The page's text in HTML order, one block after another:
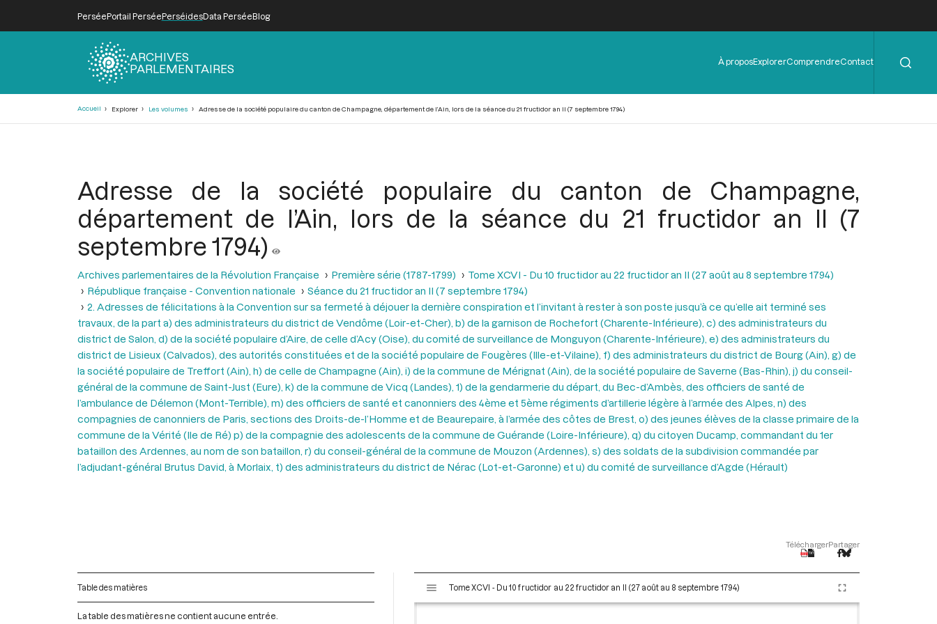
PerséePortail PerséePerséidesData PerséeBlog
ARCHIVES
PARLEMENTAIRES
Menu
de
À proposExplorerComprendreContact
Accueil Explorer Les volumes Adresse de la société populaire du canton de Champagne, département de l’Ain, lors de la séance du 21 fructidor an II (7 septembre 1794)
Adresse de la société populaire du canton de Champagne,
département de l’Ain, lors de la séance du 21 fructidor an II (7
septembre 1794)
Archives parlementaires de la Révolution Française Première série (1787-1799)
Tome XCVI - Du 10 fructidor au 22 fructidor an II (27 août au 8 septembre 1794)
République française - Convention nationale
Séance du 21 fructidor an II (7 septembre 1794)
2. Adresses de félicitations à la Convention sur sa fermeté à déjouer la dernière conspiration et l’invitant à rester à son poste jusqu’à ce qu’elle ait terminé ses
travaux, de la part a) des administrateurs du district de Vendôme (Loir-et-Cher), b) de la garnison de Rochefort (Charente-Inférieure), c) des administrateurs du
district de Salon, d) de la société populaire d’Aire, de celle d’Acy (Oise), du comité de surveillance de Monguyon (Charente-Inférieure), e) des administrateurs du
district de Lisieux (Calvados), des autorités constituées et de la société populaire de Fougères (Ille-et-Vilaine), f) des administrateurs du district de Bourg (Ain), g) de
la société populaire de Treffort (Ain), h) de celle de Champagne (Ain), i) de la commune de Mérignat (Ain), de la société populaire de Saverne (Bas-Rhin), j) du conseil-
général de la commune de Saint-Just (Eure), k) de la commune de Vicq (Landes), 1) de la gendarmerie du départ, du Bec-d’Ambès, des officiers de santé de
l’ambulance de Délemon (Mont-Terrible), m) des officiers de santé et canonniers des 4ème et 5ème régiments d’artillerie légère à l’armée des Alpes, n) des
compagnies de canonniers de Paris, sections des Droits-de-l’Homme et de Beaurepaire, à l’armée des côtes de Brest, o) des jeunes élèves de la classe primaire de la
commune de la Vérité (Ile de Ré) p) de la compagnie des adolescents de la commune de Guérande (Loire-Inférieure), q) du citoyen Ducamp, commandant du 1er
bataillon des Ardennes, au nom de son bataillon, r) du conseil-général de la commune de Mouzon (Ardennes), s) des soldats de la subdivision commandée par
l’adjudant-général Brutus David, à Morlaix, t) des administrateurs du district de Nérac (Lot-et-Garonne) et u) du comité de surveillance d’Agde (Hérault)
TéléchargerPartager
Table des matières
La table des matières ne contient aucune entrée.
s
Tome XCVI - Du 10 fructidor au 22 fructidor an II (27 août au 8 septembre 1794)